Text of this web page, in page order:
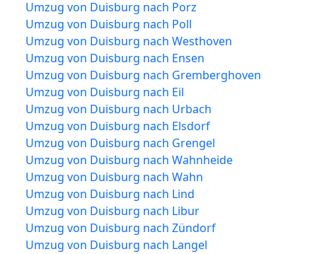
Umzug von Duisburg nach Porz
Umzug von Duisburg nach Poll
Umzug von Duisburg nach Westhoven
Umzug von Duisburg nach Ensen
Umzug von Duisburg nach Gremberghoven
Umzug von Duisburg nach Eil
Umzug von Duisburg nach Urbach
Umzug von Duisburg nach Elsdorf
Umzug von Duisburg nach Grengel
Umzug von Duisburg nach Wahnheide
Umzug von Duisburg nach Wahn
Umzug von Duisburg nach Lind
Umzug von Duisburg nach Libur
Umzug von Duisburg nach Zündorf
Umzug von Duisburg nach Langel